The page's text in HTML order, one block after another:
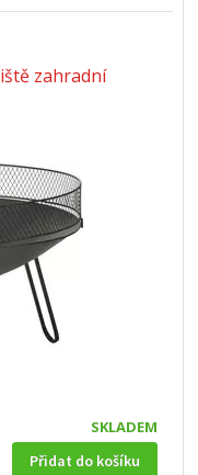
zahradní
SKLADEM
Přidat do košíku